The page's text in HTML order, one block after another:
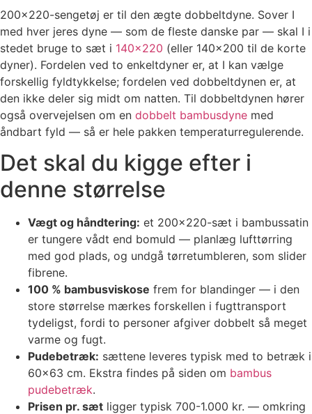
200×220-sengetøj er til den ægte dobbeltdyne. Sover I
med hver jeres dyne — som de fleste danske par — skal I i
stedet bruge to sæt i 140×220 (eller 140×200 til de korte
dyner). Fordelen ved to enkeltdyner er, at I kan vælge
forskellig fyldtykkelse; fordelen ved dobbeltdynen er, at
den ikke deler sig midt om natten. Til dobbeltdynen hører
også overvejelsen om en dobbelt bambusdyne med
åndbart fyld — så er hele pakken temperaturregulerende.
Det skal du kigge efter i
denne størrelse
Vægt og håndtering: et 200×220-sæt i bambussatin
er tungere vådt end bomuld — planlæg lufttørring
med god plads, og undgå tørretumbleren, som slider
fibrene.
100 % bambusviskose frem for blandinger — i den
store størrelse mærkes forskellen i fugttransport
tydeligst, fordi to personer afgiver dobbelt så meget
varme og fugt.
Pudebetræk: sættene leveres typisk med to betræk i
60×63 cm. Ekstra findes på siden om bambus
pudebetræk.
Prisen pr. sæt ligger typisk 700-1.000 kr. — omkring